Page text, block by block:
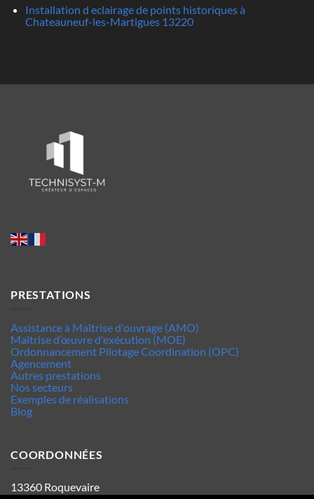
Installation d eclairage de points historiques à
Chateauneuf-les-Martigues 13220
PRESTATIONS
Assistance à Maîtrise d'ouvrage (AMO)
Maîtrise d’œuvre d'exécution (MOE)
Ordonnancement Pilotage Coordination (OPC)
Agencement
Autres prestations
Nos secteurs
Exemples de réalisations
Blog
COORDONNÉES
13360 Roquevaire